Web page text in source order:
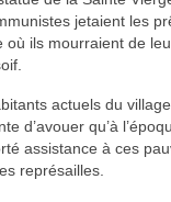
jetaient les
où ils mourraient de
actuels du
d’avouer qu’à
assistance à ces
représailles.